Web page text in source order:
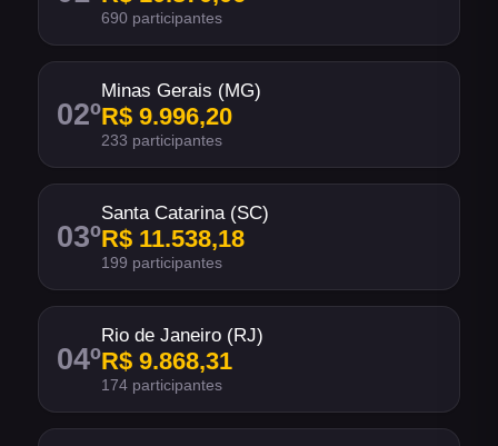
690 participantes
02º
Minas Gerais (MG)
R$ 9.996,20
233 participantes
03º
Santa Catarina (SC)
R$ 11.538,18
199 participantes
04º
Rio de Janeiro (RJ)
R$ 9.868,31
174 participantes